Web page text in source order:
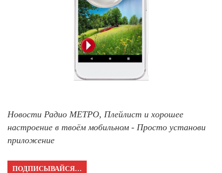
Новости Радио МЕТРО, Плейлист и хорошее
настроение в твоём мобильном - Просто установи
приложение
ПОДПИСЫВАЙСЯ…